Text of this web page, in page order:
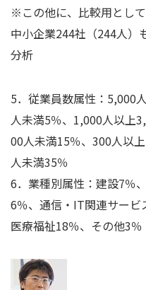
※この他に、比較用とし
中小企業244社（244人）
分析
5．従業員数属性： 5,000
人未満5％、 1,000人以上
00人未満15％、 300人以上
人未満35％
6．業種別属性：建設7％
6％、通信・ IT関連サービ
医療福祉18％、その他3％